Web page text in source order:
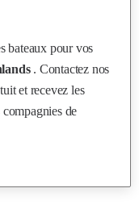
bateaux pour vos
. Contactez nos
et recevez les
de